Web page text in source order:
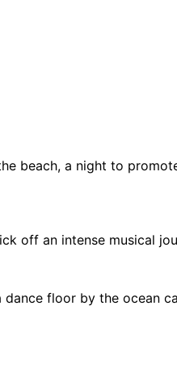
beach, a night to
off an intense musical
floor by the ocean